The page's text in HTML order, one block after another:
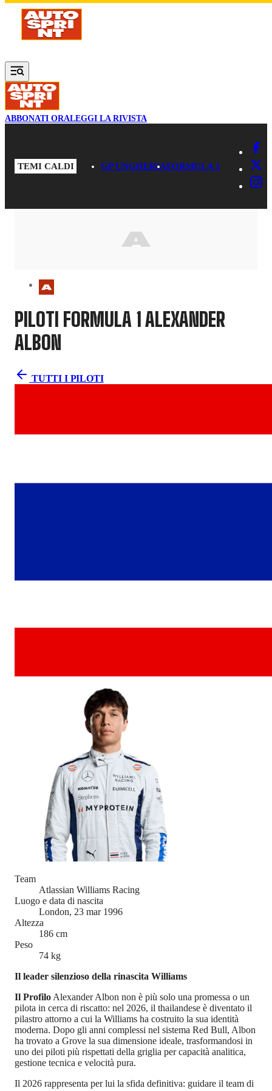
Vai al contenuto principale
ABBONATI ORALEGGI LA RIVISTA
TEMI CALDI GP UNGHERIAFORMULA 1
PILOTI FORMULA 1 ALEXANDER
ALBON
TUTTI I PILOTI
Team
Atlassian Williams Racing
Luogo e data di nascita
London, 23 mar 1996
Altezza
186 cm
Peso
74 kg
Il leader silenzioso della rinascita Williams
Il Profilo Alexander Albon non è più solo una promessa o un
pilota in cerca di riscatto: nel 2026, il thailandese è diventato il
pilastro attorno a cui la Williams ha costruito la sua identità
moderna. Dopo gli anni complessi nel sistema Red Bull, Albon
ha trovato a Grove la sua dimensione ideale, trasformandosi in
uno dei piloti più rispettati della griglia per capacità analitica,
gestione tecnica e velocità pura.
Il 2026 rappresenta per lui la sfida definitiva: guidare il team di